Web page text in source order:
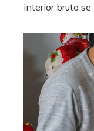
interior bruto se